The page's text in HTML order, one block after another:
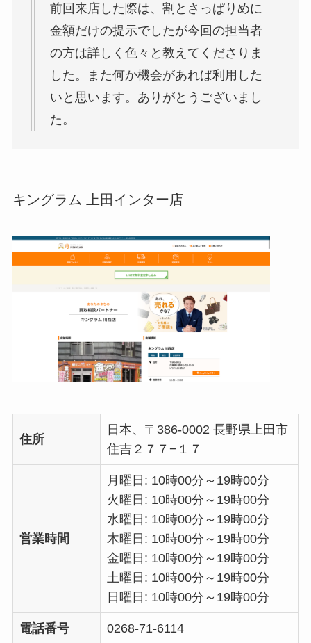
前回来店した際は、割とさっぱりめに
金額だけの提示でしたが今回の担当者
の方は詳しく色々と教えてくださりま
した。また何か機会があれば利用した
いと思います。ありがとうございまし
た。
キングラム 上田インター店
住所
日本、〒386-0002 長野県上田市
住吉２７７−１７
営業時間
月曜日: 10時00分～19時00分
火曜日: 10時00分～19時00分
水曜日: 10時00分～19時00分
木曜日: 10時00分～19時00分
金曜日: 10時00分～19時00分
土曜日: 10時00分～19時00分
日曜日: 10時00分～19時00分
電話番号 0268-71-6114